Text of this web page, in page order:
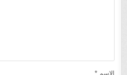
الاسم *